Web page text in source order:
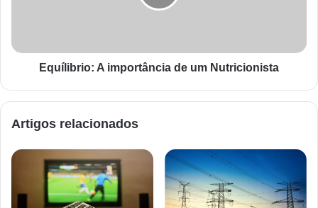
Equílibrio: A importância de um Nutricionista
Artigos relacionados